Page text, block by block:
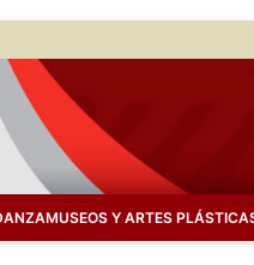
MUSEOS Y ARTES